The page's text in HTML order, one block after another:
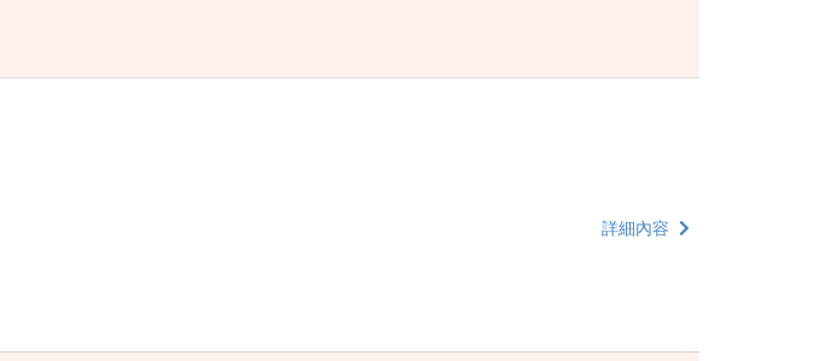
詳細內容